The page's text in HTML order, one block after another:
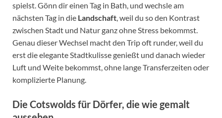
spielst. Gönn dir einen Tag in Bath, und wechsle am
nächsten Tag in die Landschaft, weil du so den Kontrast
zwischen Stadt und Natur ganz ohne Stress bekommst.
Genau dieser Wechsel macht den Trip oft runder, weil du
erst die elegante Stadtkulisse genießt und danach wieder
Luft und Weite bekommst, ohne lange Transferzeiten oder
komplizierte Planung.
Die Cotswolds für Dörfer, die wie gemalt